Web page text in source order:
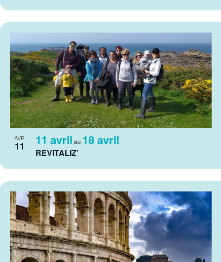
AVR
11
REVITALIZ’
11 avril au 18 avril